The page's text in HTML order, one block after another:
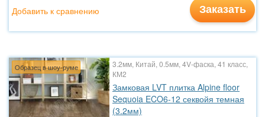
Заказать
Добавить к сравнению
Образец в шоу-руме
3.2мм, Китай, 0.5мм, 4V-фаска, 41 класс,
КМ2
Замковая LVT плитка Alpine floor
Sequoia ECO6-12 секвойя темная
(3.2мм)